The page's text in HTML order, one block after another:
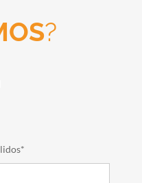
?